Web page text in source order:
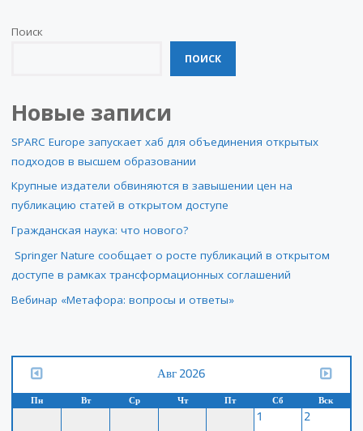
Поиск
ПОИСК
Новые записи
SPARC Europe запускает хаб для объединения открытых
подходов в высшем образовании
Крупные издатели обвиняются в завышении цен на
публикацию статей в открытом доступе
Гражданская наука: что нового?
Springer Nature сообщает о росте публикаций в открытом
доступе в рамках трансформационных соглашений
Вебинар «Метафора: вопросы и ответы»
Авг 2026
Пн Вт Ср Чт Пт Сб Вск
1 2